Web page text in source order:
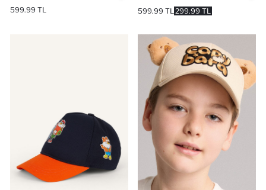
599.99 TL 299.99 TL
599.99 TL